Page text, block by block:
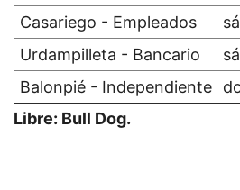
Casariego - Empleados
Urdampilleta - Bancario
Balonpié - Independiente
Libre: Bull Dog.